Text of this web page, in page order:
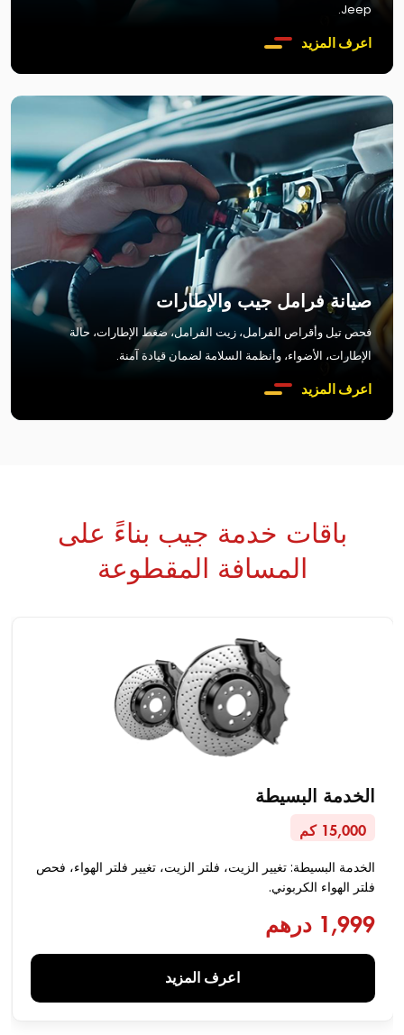
Jeep.
اعرف المزيد
صيانة فرامل جيب والإطارات
فحص تيل وأقراص الفرامل، زيت الفرامل، ضغط الإطارات، حالة
الإطارات، الأضواء، وأنظمة السلامة لضمان قيادة آمنة.
اعرف المزيد
باقات خدمة جيب بناءً على
المسافة المقطوعة
الخدمة البسيطة
15,000 كم
الخدمة البسيطة: تغيير الزيت، فلتر الزيت، تغيير فلتر الهواء، فحص
فلتر الهواء الكربوني.
1,999 درهم
اعرف المزيد